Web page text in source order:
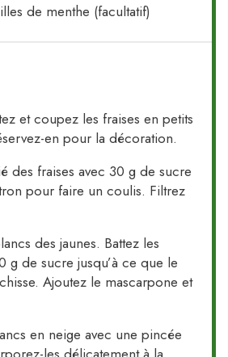
de menthe (facultatif)
et coupez les fraises en petits
en pour la décoration.
des fraises avec 30 g de sucre
pour faire un coulis. Filtrez
des jaunes. Battez les
g de sucre jusqu’à ce que le
Ajoutez le mascarpone et
en neige avec une pincée